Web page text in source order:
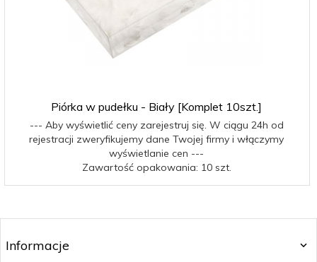
Piórka w pudełku - Biały [Komplet 10szt.]
--- Aby wyświetlić ceny zarejestruj się. W ciągu 24h od
rejestracji zweryfikujemy dane Twojej firmy i włączymy
wyświetlanie cen ---
Zawartość opakowania: 10 szt.
Informacje